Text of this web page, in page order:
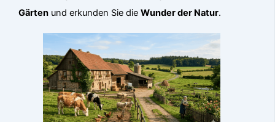
Gärten und erkunden Sie dieWunder der Natur.